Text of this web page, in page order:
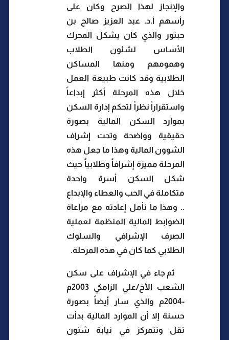
والإنجاز لهذا الصرح وكان على
رأسهم أ.د. عبد العزيز صالح بن
حبتور والذي كان يشكل المحرك
الأساس لشئون الطلاب
وهمومهم ومنها المساكن
الطلابية وقد كانت طبيعة العمل
خلال هذه المرحلة أكثر إبداعاً
واستقراراً نظراً لتحكم إدارة السكن
بموارد السكن المالية بصورة
حقيقية وواضحة وتحت إشراف
الشوون المالية وهذا ما جعل هذه
المرحلة مميزة إشرافاً وطلابياً حيث
شكل السكن أسرة واحدة
متكاملة في الحب والعطاء والإبداع
.. وهذا ما نأمل إعادته مع مراعاة
الضوابط المالية المنظمة لعملية
الصرف الإشرافي والسلوك
الطلابي كما كان في هذه المرحلة.
ثم جاء في الإشراف على سكن
الشعب الأخ/علي الزامكي 2003م
-2004م والذي سار أيضاً بصورة
حسنة إلا أن الموارد المالية بدأت
تقل وتتمركز في نيابة شئون